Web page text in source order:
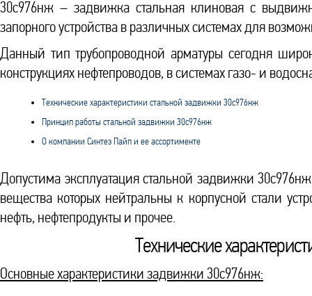
30с976нж – задвижка стальная клиновая с
запорного устройства в различных системах для
Данный тип трубопроводной арматуры сегодня
конструкциях нефтепроводов, в системах газо- и
Технические характеристики стальной задвижки 30с976нж
Принцип работы стальной задвижки 30с976нж
О компании Синтез Пайп и ее ассортименте
Допустима эксплуатация стальной задвижки
вещества которых нейтральны к корпусной стали
нефть, нефтепродукты и прочее.
Технические
Основные характеристики задвижки 30с976нж: